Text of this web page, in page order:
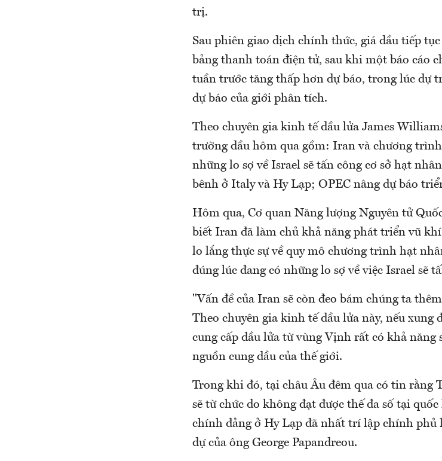
trị.
Sau phiên giao dịch chính thức, giá dầu tiếp
bảng thanh toán điện tử, sau khi một báo cáo
tuần trước tăng thấp hơn dự báo, trong lúc dự
dự báo của giới phân tích.
Theo chuyên gia kinh tế dầu lửa James
trường dầu hôm qua gồm: Iran và chương
những lo sợ về Israel sẽ tấn công cơ sở hạt
bênh ở Italy và Hy Lạp; OPEC nâng dự báo
Hôm qua, Cơ quan Năng lượng Nguyên tử
biết Iran đã làm chủ khả năng phát triển vũ
lo lắng thực sự về quy mô chương trình hạt
đúng lúc đang có những lo sợ về việc Israel sẽ
"Vấn đề của Iran sẽ còn đeo bám chúng ta
Theo chuyên gia kinh tế dầu lửa này, nếu xung
cung cấp dầu lửa từ vùng Vịnh rất có khả năng
nguồn cung dầu của thế giới.
Trong khi đó, tại châu Âu đêm qua có tin rằng
sẽ từ chức do không đạt được thế đa số tại
chính đảng ở Hy Lạp đã nhất trí lập chính phủ
dự của ông George Papandreou.